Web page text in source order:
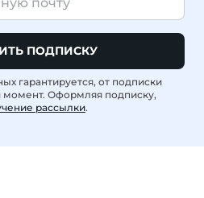
ПОДПИСКУ
гарантируется, от подписки
момент. Оформляя подписку,
рассылки.